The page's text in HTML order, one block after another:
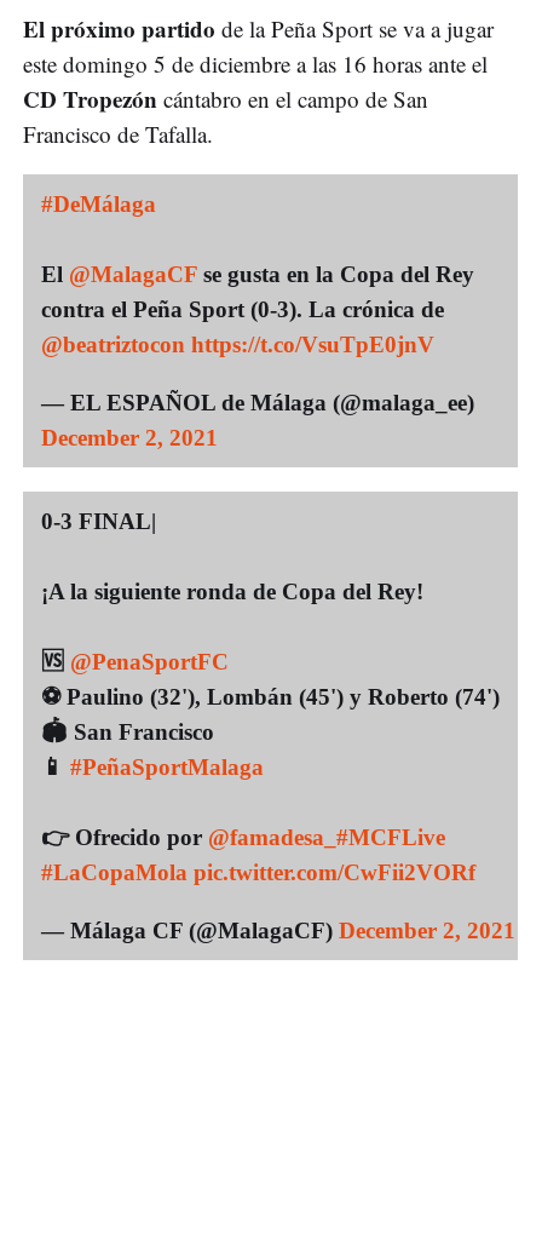
El próximo partido de la Peña Sport se va a jugar
este domingo 5 de diciembre a las 16 horas ante el
CD Tropezón cántabro en el campo de San
Francisco de Tafalla.
#DeMálaga
El @MalagaCF se gusta en la Copa del Rey
contra el Peña Sport (0-3). La crónica de
@beatriztocon https://t.co/VsuTpE0jnV
— EL ESPAÑOL de Málaga (@malaga_ee)
December 2, 2021
0-3 FINAL|
¡A la siguiente ronda de Copa del Rey!
🆚 @PenaSportFC
⚽️ Paulino (32'), Lombán (45') y Roberto (74')
🏟️ San Francisco
📱 #PeñaSportMalaga
👉 Ofrecido por @famadesa_ #MCFLive
#LaCopaMola pic.twitter.com/CwFii2VORf
— Málaga CF (@MalagaCF) December 2, 2021